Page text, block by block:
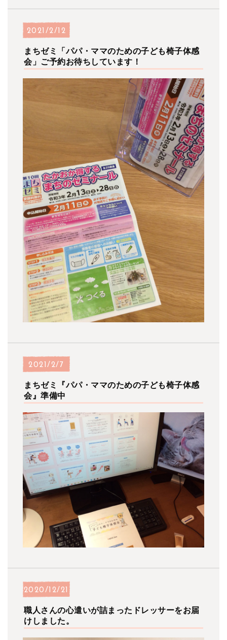
2021/2/12
まちゼミ「パパ・ママのための子ども椅子体感
会」ご予約お待ちしています！
2021/2/7
まちゼミ『パパ・ママのための子ども椅子体感
会』準備中
2020/12/21
職人さんの心遣いが詰まったドレッサーをお届
けしました。